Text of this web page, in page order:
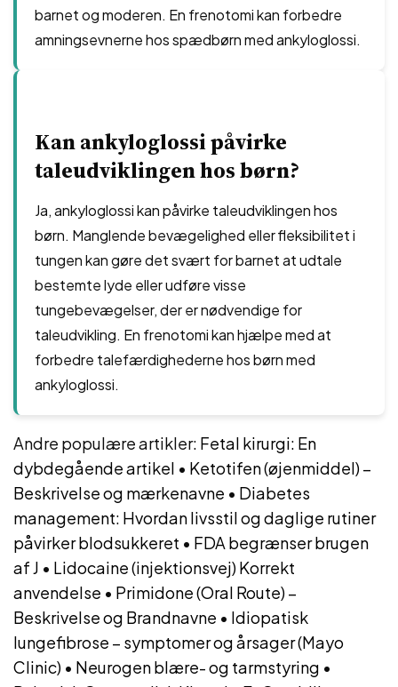
barnet og moderen. En frenotomi kan forbedre
amningsevnerne hos spædbørn med ankyloglossi.
Kan ankyloglossi påvirke
taleudviklingen hos børn?
Ja, ankyloglossi kan påvirke taleudviklingen hos
børn. Manglende bevægelighed eller fleksibilitet i
tungen kan gøre det svært for barnet at udtale
bestemte lyde eller udføre visse
tungebevægelser, der er nødvendige for
taleudvikling. En frenotomi kan hjælpe med at
forbedre talefærdighederne hos børn med
ankyloglossi.
Andre populære artikler: Fetal kirurgi: En
dybdegående artikel • Ketotifen (øjenmiddel) –
Beskrivelse og mærkenavne • Diabetes
management: Hvordan livsstil og daglige rutiner
påvirker blodsukkeret • FDA begrænser brugen
af J • Lidocaine (injektionsvej) Korrekt
anvendelse • Primidone (Oral Route) –
Beskrivelse og Brandnavne • Idiopatisk
lungefibrose – symptomer og årsager (Mayo
Clinic) • Neurogen blære- og tarmstyring •